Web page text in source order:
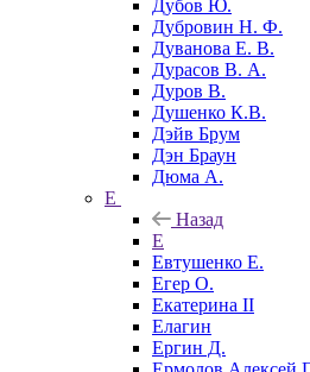
Дубов Ю.
Дубровин Н. Ф.
Дуванова Е. В.
Дурасов В. А.
Дуров В.
Душенко К.В.
Дэйв Брум
Дэн Браун
Дюма А.
Е
Назад
Е
Евтушенко Е.
Егер О.
Екатерина II
Елагин
Ергин Д.